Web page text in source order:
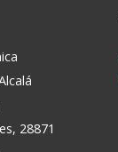
28871